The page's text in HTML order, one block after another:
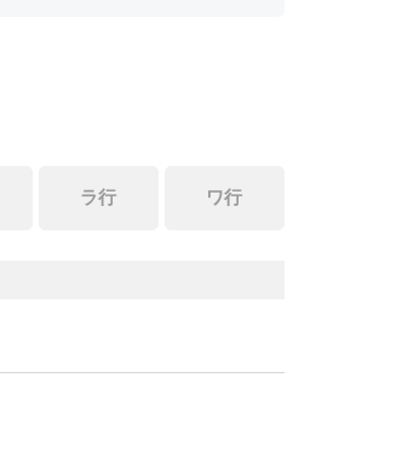
ラ行 ワ行